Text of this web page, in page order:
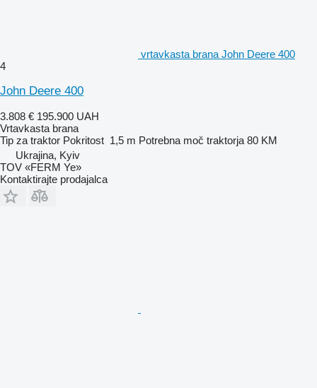
vrtavkasta brana John Deere 400
4
John Deere 400
3.808 € 195.900 UAH
Vrtavkasta brana
Tip za traktor Pokritost 1,5 m Potrebna moč traktorja 80 KM
Ukrajina, Kyiv
TOV «FERM Ye»
Kontaktirajte prodajalca